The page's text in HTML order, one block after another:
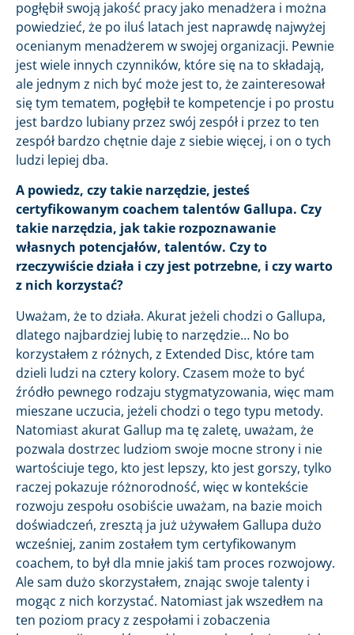
pogłębił swoją jakość pracy jako menadżera i można
powiedzieć, że po iluś latach jest naprawdę najwyżej
ocenianym menadżerem w swojej organizacji. Pewnie
jest wiele innych czynników, które się na to składają,
ale jednym z nich być może jest to, że zainteresował
się tym tematem, pogłębił te kompetencje i po prostu
jest bardzo lubiany przez swój zespół i przez to ten
zespół bardzo chętnie daje z siebie więcej, i on o tych
ludzi lepiej dba.
A powiedz, czy takie narzędzie, jesteś
certyfikowanym coachem talentów Gallupa. Czy
takie narzędzia, jak takie rozpoznawanie
własnych potencjałów, talentów. Czy to
rzeczywiście działa i czy jest potrzebne, i czy warto
z nich korzystać?
Uważam, że to działa. Akurat jeżeli chodzi o Gallupa,
dlatego najbardziej lubię to narzędzie… No bo
korzystałem z różnych, z Extended Disc, które tam
dzieli ludzi na cztery kolory. Czasem może to być
źródło pewnego rodzaju stygmatyzowania, więc mam
mieszane uczucia, jeżeli chodzi o tego typu metody.
Natomiast akurat Gallup ma tę zaletę, uważam, że
pozwala dostrzec ludziom swoje mocne strony i nie
wartościuje tego, kto jest lepszy, kto jest gorszy, tylko
raczej pokazuje różnorodność, więc w kontekście
rozwoju zespołu osobiście uważam, na bazie moich
doświadczeń, zresztą ja już używałem Gallupa dużo
wcześniej, zanim zostałem tym certyfikowanym
coachem, to był dla mnie jakiś tam proces rozwojowy.
Ale sam dużo skorzystałem, znając swoje talenty i
mogąc z nich korzystać. Natomiast jak wszedłem na
ten poziom pracy z zespołami i zobaczenia